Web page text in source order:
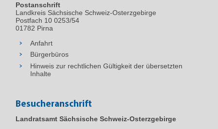
Postanschrift
Landkreis Sächsische Schweiz-Osterzgebirge
Postfach 10 0253/54
01782 Pirna
Anfahrt
Bürgerbüros
Hinweis zur rechtlichen Gültigkeit der übersetzten
Inhalte
Besucheranschrift
Landratsamt Sächsische Schweiz-Osterzgebirge